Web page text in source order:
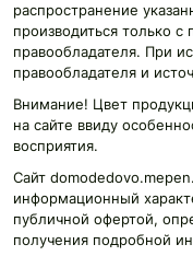
распространение
производиться только
правообладателя. При
правообладателя и
Внимание! Цвет
на сайте ввиду
восприятия.
Сайт
информационный
публичной офертой,
получения подробной